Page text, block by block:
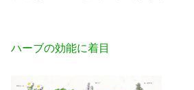
ハーブの効能に着目